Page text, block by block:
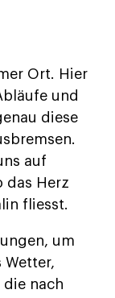
Ort. Hier
und
diese
auf
das Herz
fliesst.
um
Wetter,
die nach